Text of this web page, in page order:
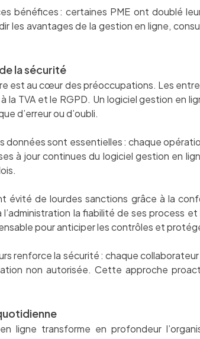
bénéfices : certaines PME ont doublé
les avantages de la gestion en ligne,
la sécurité
est au cœur des préoccupations. Les
TVA et le RGPD. Un logiciel gestion en
d’erreur ou d’oubli.
données sont essentielles : chaque
à jour continues du logiciel gestion en
évité de lourdes sanctions grâce à la
la fiabilité de ses process
pour anticiper les contrôles et
renforce la sécurité : chaque
non autorisée. Cette approche
ligne transforme en profondeur